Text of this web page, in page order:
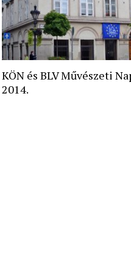
KÖN és BLV Művészeti
2014.